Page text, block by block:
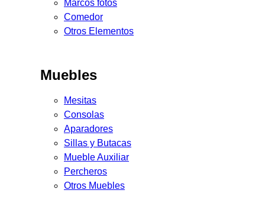
Marcos fotos
Comedor
Otros Elementos
Muebles
Mesitas
Consolas
Aparadores
Sillas y Butacas
Mueble Auxiliar
Percheros
Otros Muebles